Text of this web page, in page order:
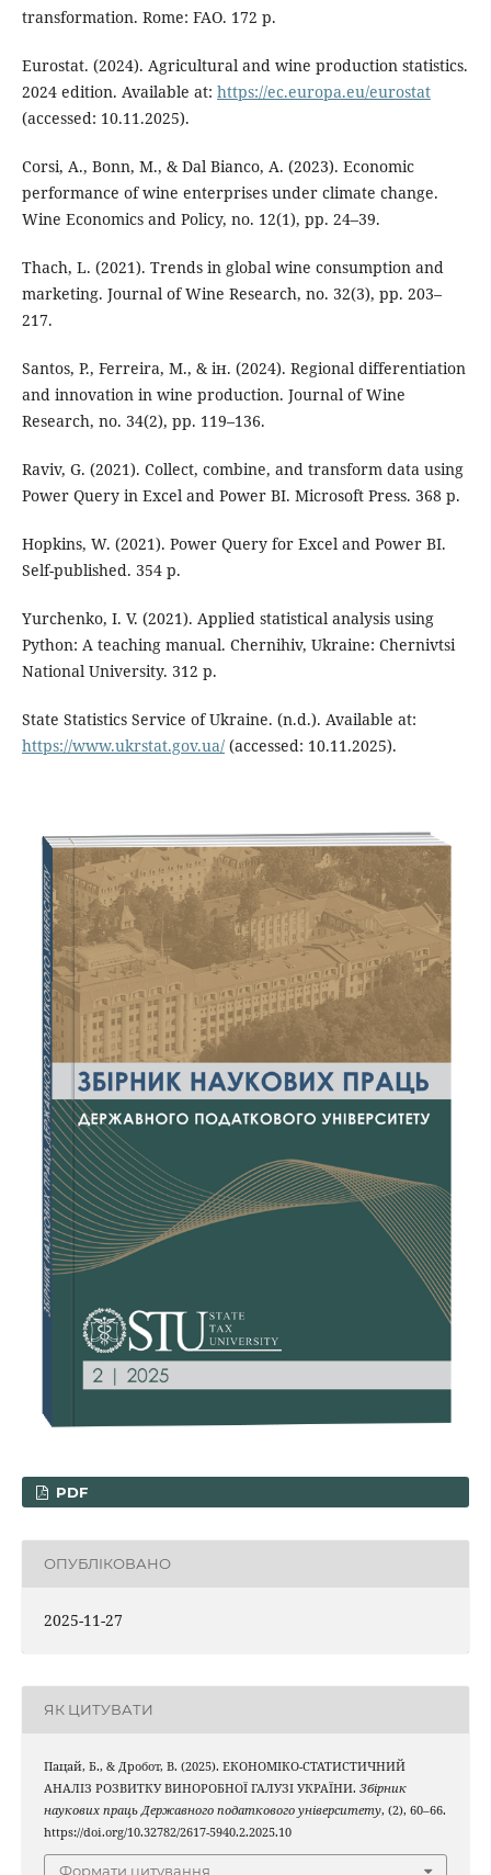
transformation. Rome: FAO. 172 p.
Eurostat. (2024). Agricultural and wine production statistics.
2024 edition. Available at: https://ec.europa.eu/eurostat
(accessed: 10.11.2025).
Corsi, A., Bonn, M., & Dal Bianco, A. (2023). Economic
performance of wine enterprises under climate change.
Wine Economics and Policy, no. 12(1), pp. 24–39.
Thach, L. (2021). Trends in global wine consumption and
marketing. Journal of Wine Research, no. 32(3), pp. 203–
217.
Santos, P., Ferreira, M., & ін. (2024). Regional differentiation
and innovation in wine production. Journal of Wine
Research, no. 34(2), pp. 119–136.
Raviv, G. (2021). Collect, combine, and transform data using
Power Query in Excel and Power BI. Microsoft Press. 368 p.
Hopkins, W. (2021). Power Query for Excel and Power BI.
Self-published. 354 p.
Yurchenko, I. V. (2021). Applied statistical analysis using
Python: A teaching manual. Chernihiv, Ukraine: Chernivtsi
National University. 312 p.
State Statistics Service of Ukraine. (n.d.). Available at:
https://www.ukrstat.gov.ua/(accessed: 10.11.2025).
PDF
ОПУБЛІКОВАНО
2025-11-27
ЯК ЦИТУВАТИ
Пацай, Б., & Дробот, В. (2025). ЕКОНОМІКО-СТАТИСТИЧНИЙ
АНАЛІЗ РОЗВИТКУ ВИНОРОБНОЇ ГАЛУЗІ УКРАЇНИ. Збірник
наукових праць Державного податкового університету, (2), 60–66.
https://doi.org/10.32782/2617-5940.2.2025.10
Формати цитування